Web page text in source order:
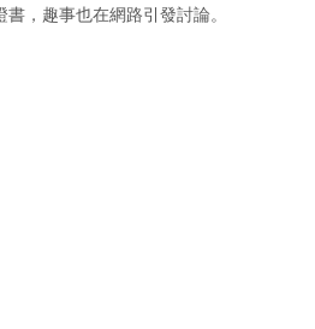
書，趣事也在網路引發討論。